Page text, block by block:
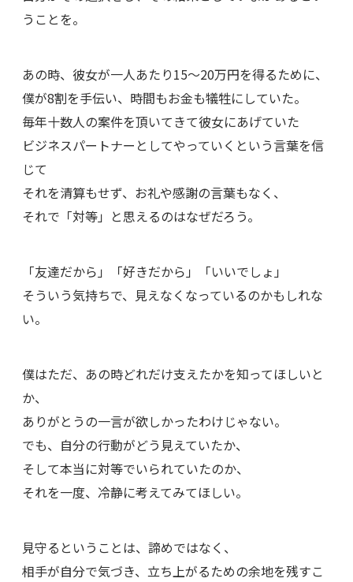
うことを。
あの時、彼女が一人あたり15～20万円を得るために、
僕が8割を手伝い、時間もお金も犠牲にしていた。
毎年十数人の案件を頂いてきて彼女にあげていた
ビジネスパートナーとしてやっていくという言葉を信
じて
それを清算もせず、お礼や感謝の言葉もなく、
それで「対等」と思えるのはなぜだろう。
「友達だから」「好きだから」「いいでしょ」
そういう気持ちで、見えなくなっているのかもしれな
い。
僕はただ、あの時どれだけ支えたかを知ってほしいと
か、
ありがとうの一言が欲しかったわけじゃない。
でも、自分の行動がどう見えていたか、
そして本当に対等でいられていたのか、
それを一度、冷静に考えてみてほしい。
見守るということは、諦めではなく、
相手が自分で気づき、立ち上がるための余地を残すこ